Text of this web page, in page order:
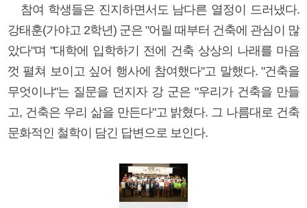
참여 학생들은 진지하면서도 남다른 열정이 드러냈다.
강태훈(가야고 2학년) 군은 "어릴 때부터 건축에 관심이 많
았다"며 "대학에 입학하기 전에 건축 상상의 나래를 마음
껏 펼쳐 보이고 싶어 행사에 참여했다"고 말했다. "건축을
무엇이냐"는 질문을 던지자 강 군은 "우리가 건축을 만들
고, 건축은 우리 삶을 만든다"고 밝혔다. 그 나름대로 건축
문화적인 철학이 담긴 답변으로 보인다.